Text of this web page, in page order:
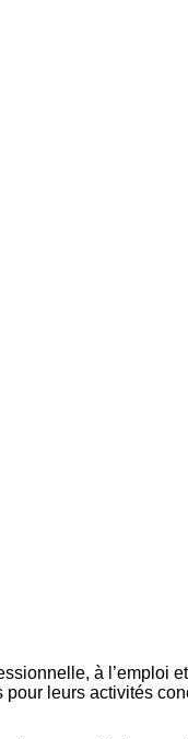
à l’emploi
leurs activités